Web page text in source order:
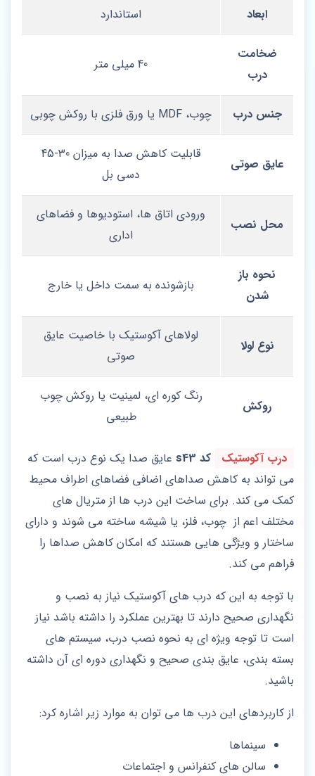
ابعاد استاندارد
ضخامت
درب
40 میلی‌ متر
جنس درب چوب، MDF یا ورق فلزی با روکش چوبی
عایق صوتی
قابلیت کاهش صدا به میزان 30-45
دسی‌ بل
محل نصب
ورودی اتاق‌ ها، استودیوها و فضاهای
اداری
نحوه باز
شدن
بازشونده به سمت داخل یا خارج
نوع لولا
لولاهای آکوستیک با خاصیت عایق
صوتی
روکش
رنگ کوره‌ ای، لمینیت یا روکش چوب
طبیعی
درب آکوستیک کد s43
عایق صدا یک نوع درب است که
می تواند به کاهش صداهای اضافی فضاهای اطراف محیط
کمک می کند. برای ساخت این درب ها از متریال های
مختلف اعم از چوب، فلز، یا شیشه ساخته می‌ شوند و دارای
ساختار و ویژگی‌ هایی هستند که امکان کاهش صداها را
فراهم می‌ کند.
با توجه به این که درب‌ های آکوستیک نیاز به نصب و
نگهداری صحیح دارند تا بهترین عملکرد را داشته باشد نیاز
است تا توجه ویژه ای به نحوه نصب درب، سیستم‌ های
بسته‌ بندی، عایق‌ بندی صحیح و نگهداری دوره‌ ای آن داشته
باشید.
از کاربردهای این درب ها می توان به موارد زیر اشاره کرد:
سینماها
سالن های کنفرانس و اجتماعات